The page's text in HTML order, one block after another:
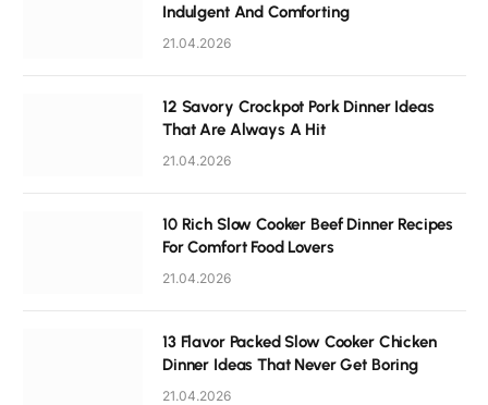
Indulgent And Comforting
21.04.2026
12 Savory Crockpot Pork Dinner Ideas
That Are Always A Hit
21.04.2026
10 Rich Slow Cooker Beef Dinner Recipes
For Comfort Food Lovers
21.04.2026
13 Flavor Packed Slow Cooker Chicken
Dinner Ideas That Never Get Boring
21.04.2026